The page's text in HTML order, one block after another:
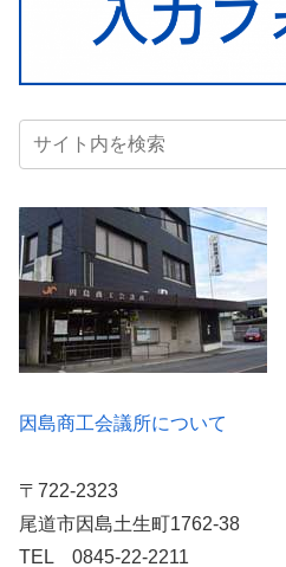
因島商工会議所について
〒722-2323
尾道市因島土生町1762-38
TEL 0845-22-2211